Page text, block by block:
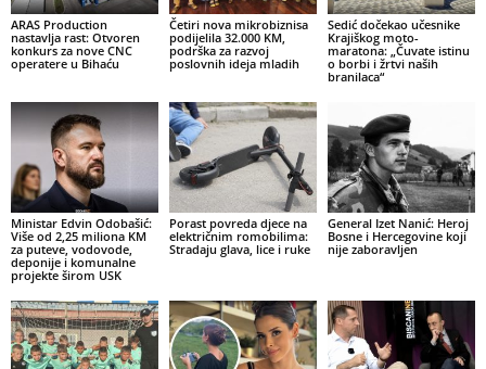
ARAS Production
nastavlja rast: Otvoren
konkurs za nove CNC
operatere u Bihaću
Četiri nova mikrobiznisa
podijelila 32.000 KM,
podrška za razvoj
poslovnih ideja mladih
Sedić dočekao učesnike
Krajiškog moto-
maratona: „Čuvate istinu
o borbi i žrtvi naših
branilaca“
Ministar Edvin Odobašić:
Više od 2,25 miliona KM
za puteve, vodovode,
deponije i komunalne
projekte širom USK
Porast povreda djece na
električnim romobilima:
Stradaju glava, lice i ruke
General Izet Nanić: Heroj
Bosne i Hercegovine koji
nije zaboravljen